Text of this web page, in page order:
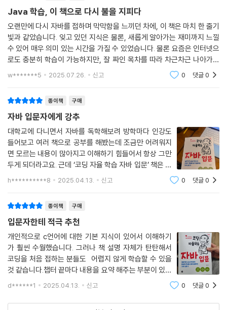
Java 학습, 이 책으로 다시 불을 지피다
오랜만에 다시 자바를 접하며 막막함을 느끼던 차에, 이 책은 마치 한 줄기
빛과 같았습니다. 잊고 있던 지식은 물론, 새롭게 알아가는 재미까지 느낄
수 있어 매우 의미 있는 시간을 가질 수 있었습니다. 물론 요즘은 인터넷으
로도 충분히 학습이 가능하지만, 잘 짜인 목차를 따라 차근차근 나아가는
책만의 매력이 저는 분명이 존재한다고 생각합니다. 페이지를 넘기며 눈으
w*******5 2025.07.26. 신고 0 댓글0
종이책 구매
자바 입문자에게 강추
대학교에 다니면서 자바를 독학해보려 방학마다 인강도
들어보고 여러 책으로 공부를 해봤는데 조금만 어려워지
면 모르는 내용이 많아지고 이해하기 힘들어서 항상 그만
두게 되더라고요. 근데 ‘코딩 자율 학습 자바 입문’ 책은 설
명도 쉽고 자세하게 되어있고 이해하기도 쉬워서 꾸준히
h**********8 2025.04.13. 신고 0 댓글0
종이책 구매
입문자한테 적극 추천
개인적으로 c언어에 대한 기본 지식이 있어서 이해하기
가 훨씬 수월했습니다. 그러나 책 설명 자체가 탄탄해서
코딩을 처음 접하는 분들도 어렵지 않게 학습할 수 있을
것 같습니다.챕터 끝마다 내용을 요약 해주는 부분이 있어
서 반복 학습하기 좋았고 퀴즈가 있어 개념을 빨리 이해할
d******1 2025.04.13. 신고 0 댓글0